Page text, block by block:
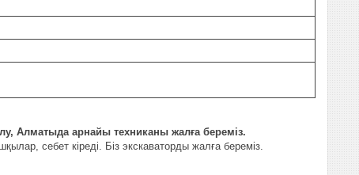
Алматыда арнайы техниканы жалға береміз.
себет кіреді. Біз экскаваторды жалға береміз.